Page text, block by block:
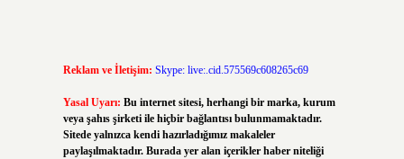
Reklam ve İletişim: Skype: live:.cid.575569c608265c69
Yasal Uyarı: Bu internet sitesi, herhangi bir marka, kurum
veya şahıs şirketi ile hiçbir bağlantısı bulunmamaktadır.
Sitede yalnızca kendi hazırladığımız makaleler
paylaşılmaktadır. Burada yer alan içerikler haber niteliği